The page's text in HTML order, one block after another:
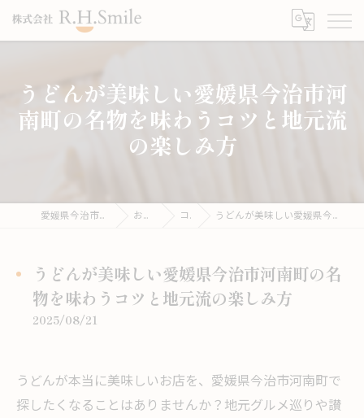
うどんが美味しい愛媛県今治市河
南町の名物を味わうコツと地元流
の楽しみ方
愛媛県今治市のうどんならこがね製麺所 お役立ち情報 コラム うどんが美味しい愛媛県今治市河南町の名物を味わうコツと地元流の楽しみ方
うどんが美味しい愛媛県今治市河南町の名
物を味わうコツと地元流の楽しみ方
2025/08/21
うどんが本当に美味しいお店を、愛媛県今治市河南町で
探したくなることはありませんか？地元グルメ巡りや讃